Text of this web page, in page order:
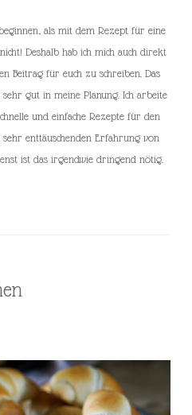
als mit dem Rezept für eine
Deshalb hab ich mich auch direkt
Beitrag für euch zu schreiben. Das
gut in meine Planung. Ich arbeite
und einfache Rezepte für den
enttäuschenden Erfahrung von
ist das irgendwie dringend nötig.